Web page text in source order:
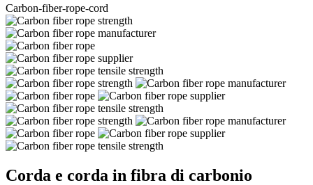
Carbon-fiber-rope-cord
Corda e corda in fibra di carbonio